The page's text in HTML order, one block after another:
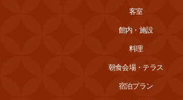
客室
館内・施設
料理
朝食会場・テラス
宿泊プラン